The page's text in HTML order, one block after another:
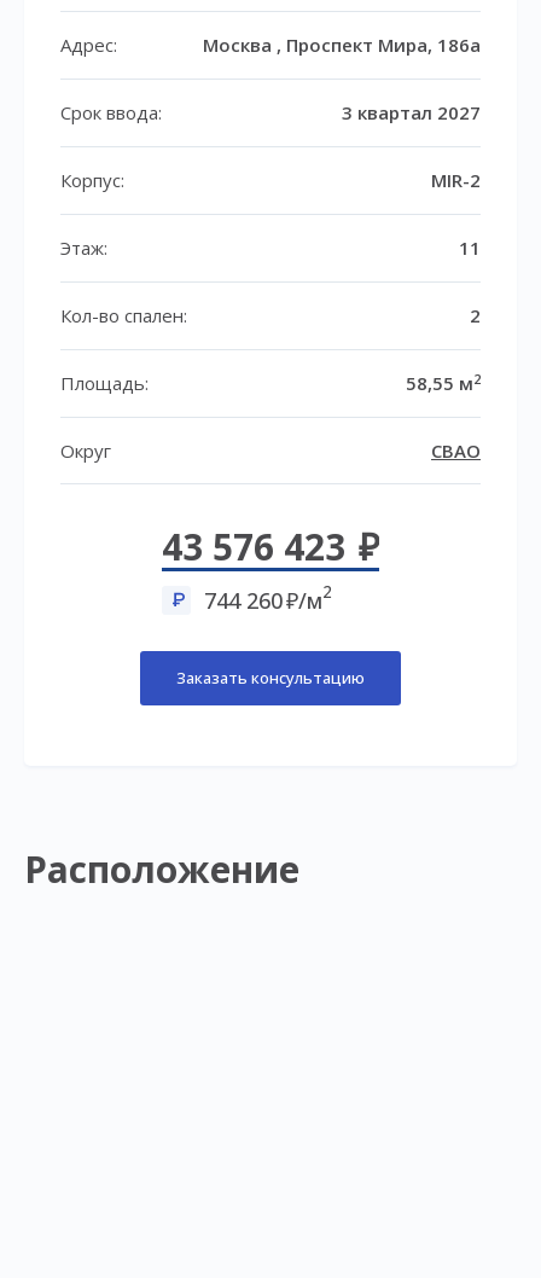
Адрес: Москва , Проспект Мира, 186а
Срок ввода: 3 квартал 2027
Корпус: MIR-2
Этаж: 11
Кол-во спален: 2
Площадь: 58,55 м2
Округ СВАО
43 576 423
744 260 /м2
Заказать консультацию
Расположение